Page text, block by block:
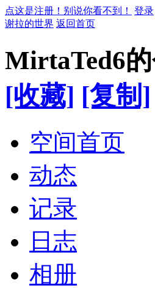
点这是注册！别说你看不到！
登录
谢拉的世界 返回首页
MirtaTed6
[收藏] [复制]
空间首页
动态
记录
日志
相册